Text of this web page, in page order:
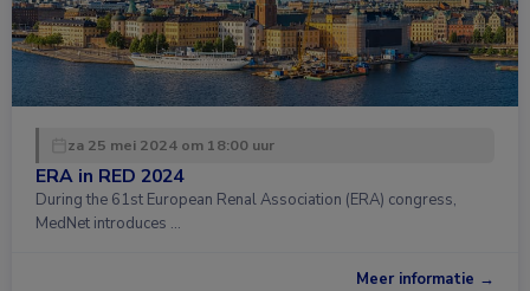
za 25 mei 2024 om 18:00 uur
ERA in RED 2024
During the 61st European Renal Association (ERA) congress,
MedNet introduces …
Meer informatie →